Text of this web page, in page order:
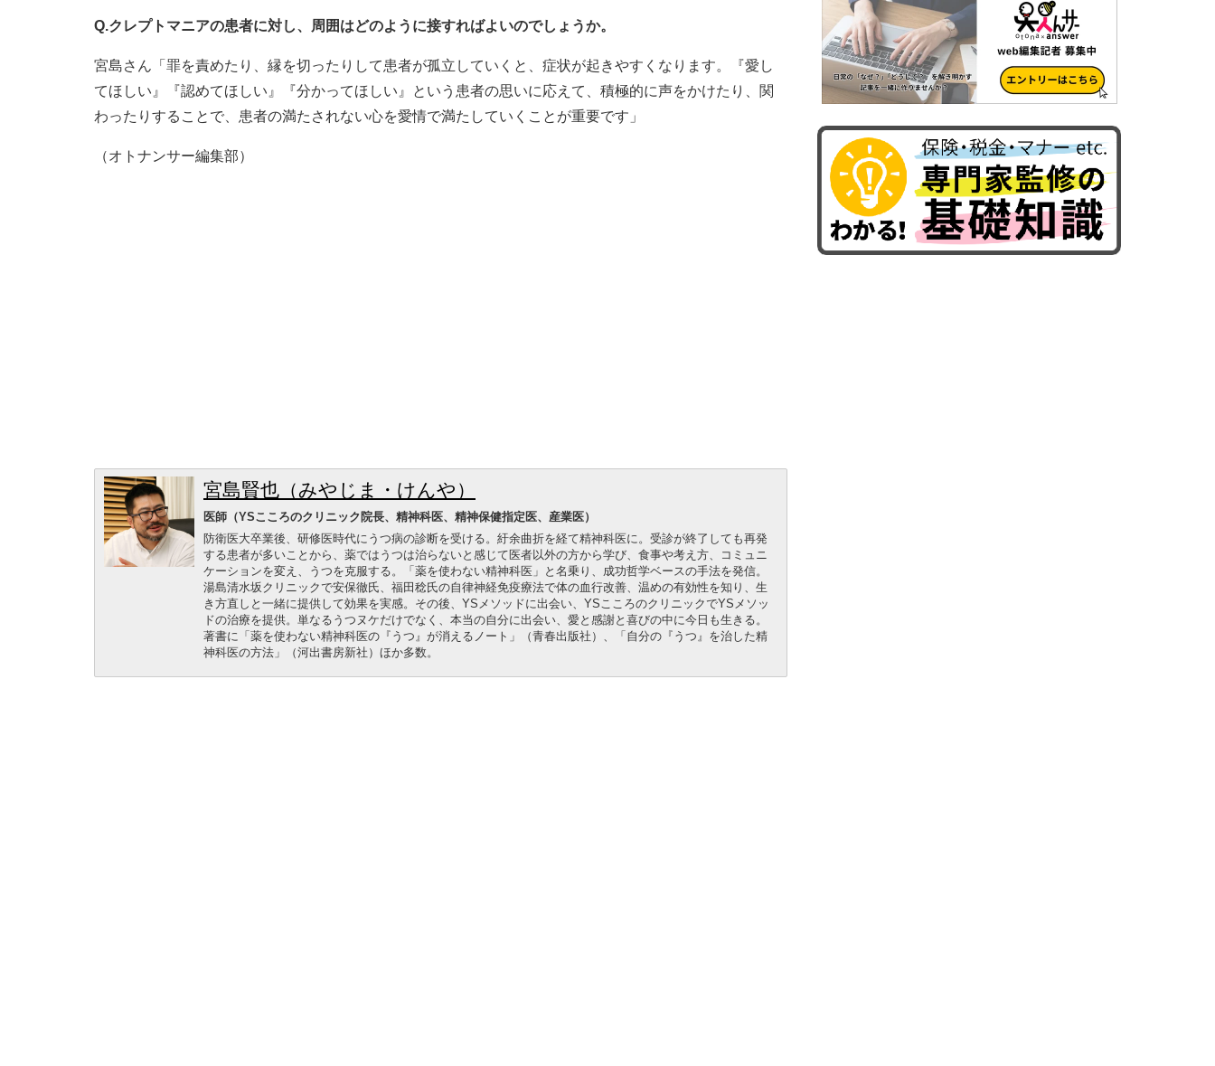
Q.クレプトマニアの患者に対し、周囲はどのように接すればよいのでしょうか。
宮島さん「罪を責めたり、縁を切ったりして患者が孤立していくと、症状が起きやすくなります。『愛し
てほしい』『認めてほしい』『分かってほしい』という患者の思いに応えて、積極的に声をかけたり、関
わったりすることで、患者の満たされない心を愛情で満たしていくことが重要です」
（オトナンサー編集部）
宮島賢也（みやじま・けんや）
医師（YSこころのクリニック院長、精神科医、精神保健指定医、産業医）
防衛医大卒業後、研修医時代にうつ病の診断を受ける。紆余曲折を経て精神科医に。受診が終了しても再発
する患者が多いことから、薬ではうつは治らないと感じて医者以外の方から学び、食事や考え方、コミュニ
ケーションを変え、うつを克服する。「薬を使わない精神科医」と名乗り、成功哲学ベースの手法を発信。
湯島清水坂クリニックで安保徹氏、福田稔氏の自律神経免疫療法で体の血行改善、温めの有効性を知り、生
き方直しと一緒に提供して効果を実感。その後、YSメソッドに出会い、YSこころのクリニックでYSメソッ
ドの治療を提供。単なるうつヌケだけでなく、本当の自分に出会い、愛と感謝と喜びの中に今日も生きる。
著書に「薬を使わない精神科医の『うつ』が消えるノート」（青春出版社）、「自分の『うつ』を治した精
神科医の方法」（河出書房新社）ほか多数。